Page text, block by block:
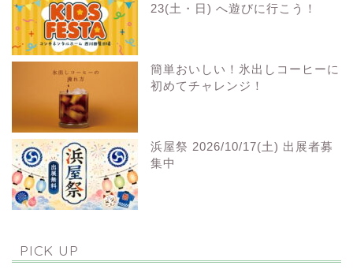
23(土・日) へ遊びに行こう！
簡単おいしい！氷出しコーヒーに
初めてチャレンジ！
浜屋祭 2026/10/17(土) 出展者募
集中
PICK UP